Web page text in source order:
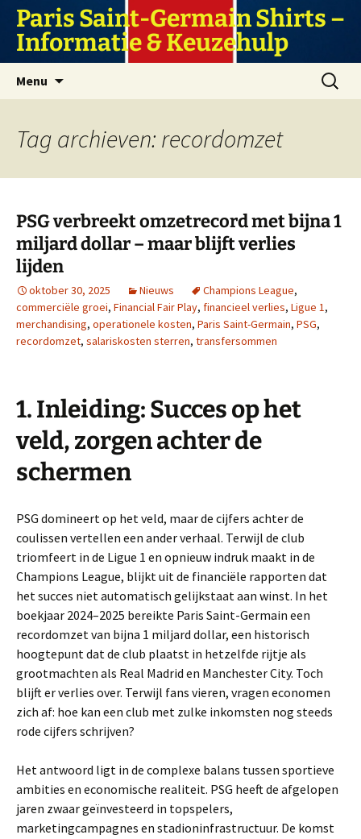
naar
inhoud
Paris Saint-Germain Shirts –
Informatie & Keuzehulp
Menu
Zoeken
naar:
Tag archieven: recordomzet
PSG verbreekt omzetrecord met bijna 1
miljard dollar – maar blijft verlies
lijden
oktober 30, 2025 Nieuws Champions League,
commerciële groei, Financial Fair Play, financieel verlies, Ligue 1,
merchandising, operationele kosten, Paris Saint-Germain, PSG,
recordomzet, salariskosten sterren, transfersommen
1. Inleiding: Succes op het
veld, zorgen achter de
schermen
PSG domineert op het veld, maar de cijfers achter de
coulissen vertellen een ander verhaal. Terwijl de club
triomfeert in de Ligue 1 en opnieuw indruk maakt in de
Champions League, blijkt uit de financiële rapporten dat
het succes niet automatisch gelijkstaat aan winst. In het
boekjaar 2024–2025 bereikte Paris Saint-Germain een
recordomzet van bijna 1 miljard dollar, een historisch
hoogtepunt dat de club plaatst in hetzelfde rijtje als
grootmachten als Real Madrid en Manchester City. Toch
blijft er verlies over. Terwijl fans vieren, vragen economen
zich af: hoe kan een club met zulke inkomsten nog steeds
rode cijfers schrijven?
Het antwoord ligt in de complexe balans tussen sportieve
ambities en economische realiteit. PSG heeft de afgelopen
jaren zwaar geïnvesteerd in topspelers,
marketingcampagnes en stadioninfrastructuur. De komst